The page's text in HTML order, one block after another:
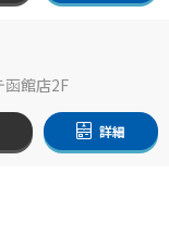
函館店2F
詳細